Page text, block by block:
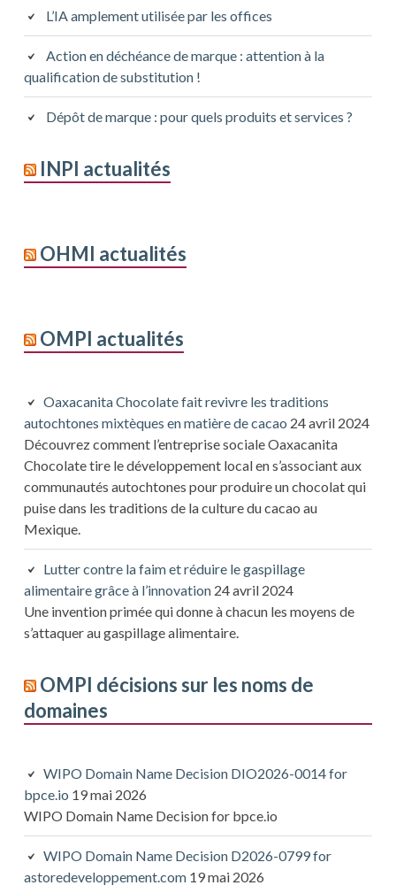
L’IA amplement utilisée par les offices
Action en déchéance de marque : attention à la
qualification de substitution !
Dépôt de marque : pour quels produits et services ?
INPI actualités
OHMI actualités
OMPI actualités
Oaxacanita Chocolate fait revivre les traditions
autochtones mixtèques en matière de cacao 24 avril 2024
Découvrez comment l’entreprise sociale Oaxacanita
Chocolate tire le développement local en s’associant aux
communautés autochtones pour produire un chocolat qui
puise dans les traditions de la culture du cacao au
Mexique.
Lutter contre la faim et réduire le gaspillage
alimentaire grâce à l’innovation 24 avril 2024
Une invention primée qui donne à chacun les moyens de
s’attaquer au gaspillage alimentaire.
OMPI décisions sur les noms de
domaines
WIPO Domain Name Decision DIO2026-0014 for
bpce.io 19 mai 2026
WIPO Domain Name Decision for bpce.io
WIPO Domain Name Decision D2026-0799 for
astoredeveloppement.com 19 mai 2026